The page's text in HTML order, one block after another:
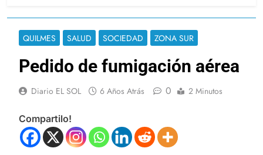
QUILMES SALUD SOCIEDAD ZONA SUR
Pedido de fumigación aérea
Diario EL SOL 6 Años Atrás 0 2 Minutos
Compartilo!